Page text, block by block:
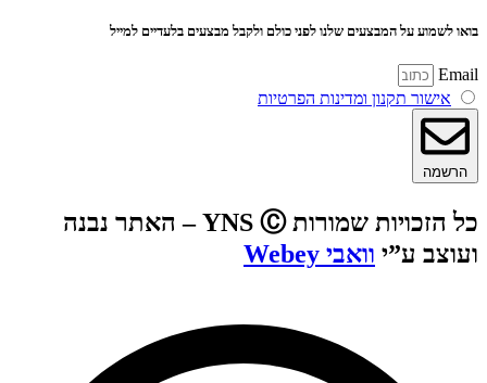
בואו לשמוע על המבצעים שלנו לפני כולם ולקבל מבצעים בלעדיים למייל
Email
אישור תקנון ומדינות הפרטיות
הרשמה
כל הזכויות שמורות YNS Ⓒ – האתר נבנה
ועוצב ע”י וואבי Webey